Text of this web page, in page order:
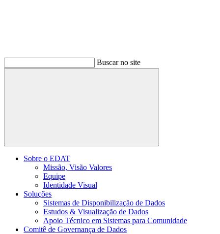
Buscar no site
Buscar
Sobre o EDAT
Missão, Visão Valores
Equipe
Identidade Visual
Soluções
Sistemas de Disponibilização de Dados
Estudos & Visualização de Dados
Apoio Técnico em Sistemas para Comunidade
Comitê de Governança de Dados